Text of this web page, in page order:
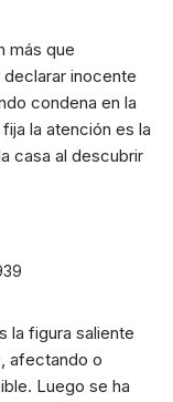
más que
inocente
condena en la
la atención es la
casa al descubrir
la figura saliente
afectando o
Luego se ha